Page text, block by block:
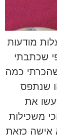
מודעות
שכתבתי
כמה
שנתפס
את
משכילות
אישה כזאת